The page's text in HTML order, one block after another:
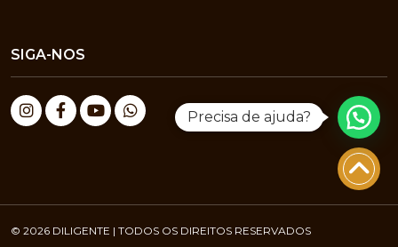
SIGA-NOS
© 2026 DILIGENTE | TODOS OS DIREITOS RESERVADOS
Precisa de ajuda?